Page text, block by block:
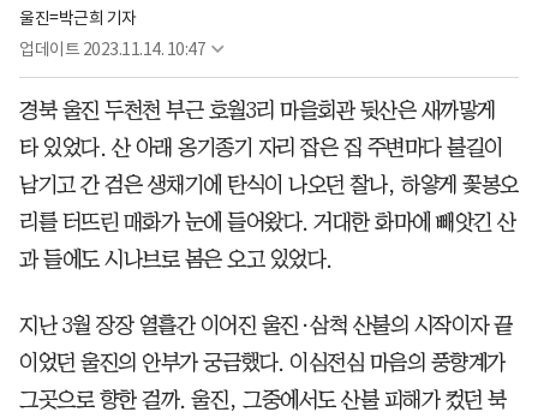
울진=박근희 기자
업데이트 2023.11.14. 10:47
경북 울진 두천천 부근 호월3리 마을회관 뒷산은 새까맣게
타 있었다. 산 아래 옹기종기 자리 잡은 집 주변마다 불길이
남기고 간 검은 생채기에 탄식이 나오던 찰나, 하얗게 꽃봉오
리를 터뜨린 매화가 눈에 들어왔다. 거대한 화마에 빼앗긴 산
과 들에도 시나브로 봄은 오고 있었다.
지난 3월 장장 열흘간 이어진 울진·삼척 산불의 시작이자 끝
이었던 울진의 안부가 궁금했다. 이심전심 마음의 풍향계가
그곳으로 향한 걸까. 울진, 그중에서도 산불 피해가 컸던 북